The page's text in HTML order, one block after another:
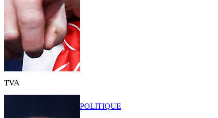
TVA
POLITIQUE